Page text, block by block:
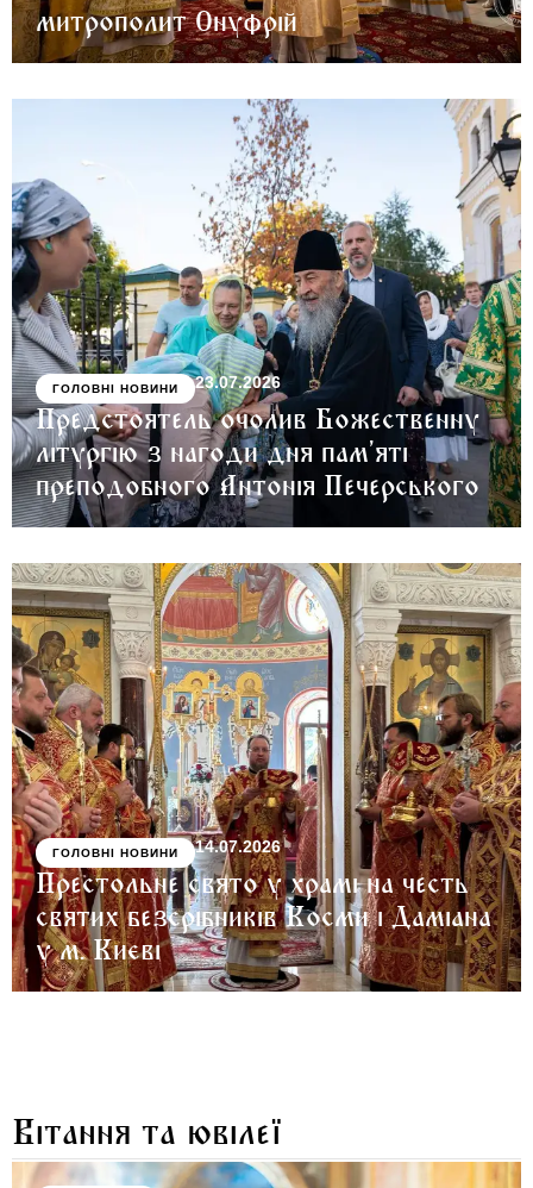
митрополит Онуфрій
ГОЛОВНІ НОВИНИ 23.07.2026
Предстоятель очолив Божественну
літургію з нагоди дня пам’яті
преподобного Антонія Печерського
ГОЛОВНІ НОВИНИ 14.07.2026
Престольне свято у храмі на честь
святих безсрібників Косми і Даміана
у м. Києві
Вітання та ювілеї